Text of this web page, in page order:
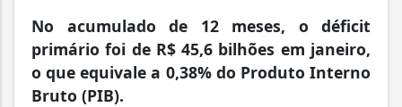
No acumulado de 12 meses, o déficit
primário foi de R$ 45,6 bilhões em janeiro,
o que equivale a 0,38% do Produto Interno
Bruto (PIB).